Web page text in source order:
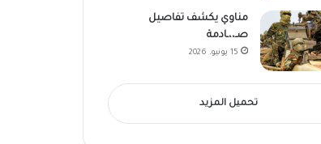
مناوي يكشف تفاصيل
صـ،،ـادمة
15 يونيو، 2026
تحميل المزيد